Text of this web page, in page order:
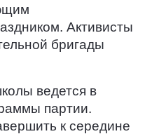
Активисты
бригады
ведется в
партии.
к середине